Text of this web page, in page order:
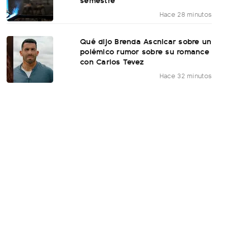
Hace 28 minutos
Qué dijo Brenda Ascnicar sobre un
polémico rumor sobre su romance
con Carlos Tevez
Hace 32 minutos